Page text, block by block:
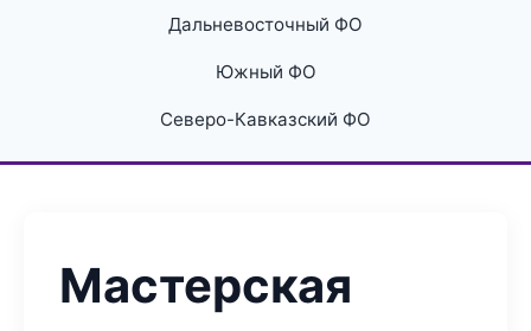
Дальневосточный ФО
Южный ФО
Северо-Кавказский ФО
Мастерская